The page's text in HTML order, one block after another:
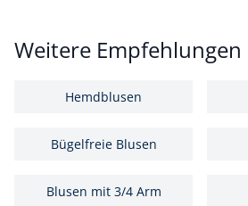
Weitere Empfehlungen
Hemdblusen
Bügelfreie Blusen
Blusen mit 3/4 Arm